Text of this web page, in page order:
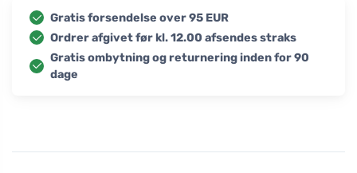
Gratis forsendelse over 95 EUR
Ordrer afgivet før kl. 12.00 afsendes straks
Gratis ombytning og returnering inden for 90
dage